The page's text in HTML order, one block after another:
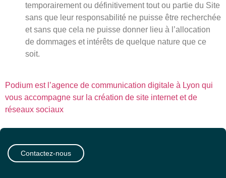
temporairement ou définitivement tout ou partie du Site
sans que leur responsabilité ne puisse être recherchée
et sans que cela ne puisse donner lieu à l’allocation
de dommages et intérêts de quelque nature que ce
soit.
Podium est l’agence de communication digitale à Lyon qui
vous accompagne sur la création de site internet et de
réseaux sociaux
Contactez-nous